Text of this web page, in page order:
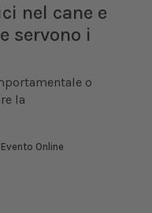
nel cane e
servono i
o
la
Evento Online